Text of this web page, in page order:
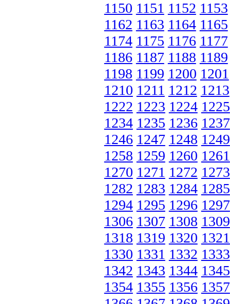
1150 1151 1152 1153
1162 1163 1164 1165
1174 1175 1176 1177
1186 1187 1188 1189
1198 1199 1200 1201
1210 1211 1212 1213
1222 1223 1224 1225
1234 1235 1236 1237
1246 1247 1248 1249
1258 1259 1260 1261
1270 1271 1272 1273
1282 1283 1284 1285
1294 1295 1296 1297
1306 1307 1308 1309
1318 1319 1320 1321
1330 1331 1332 1333
1342 1343 1344 1345
1354 1355 1356 1357